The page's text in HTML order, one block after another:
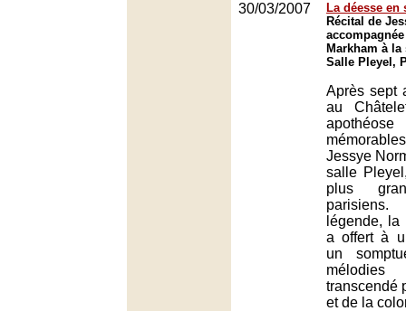
30/03/2007
La déesse en
Récital de
Markham à
Salle Pleyel,
Après sept
au
Jessye
salle
plus
légende,
a offert à
un
transcendé
et de la